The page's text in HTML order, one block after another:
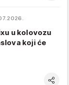
u kolovozu
koji će